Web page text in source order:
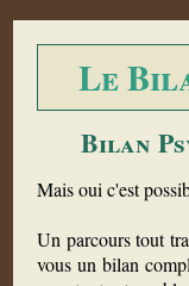
Le
Bilan
Mais oui c'est
Un parcours tout
vous un bilan